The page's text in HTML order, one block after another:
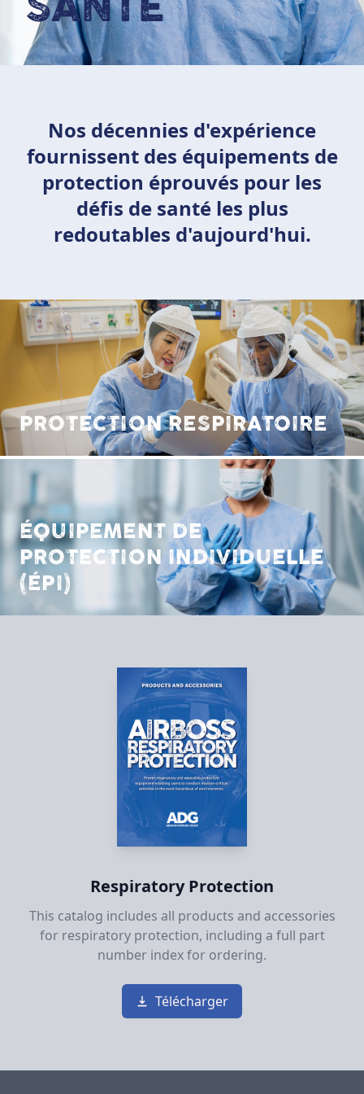
Nos décennies d'expérience
fournissent des équipements de
protection éprouvés pour les
défis de santé les plus
redoutables d'aujourd'hui.
PROTECTION RESPIRATOIRE
ÉQUIPEMENT DE
PROTECTION INDIVIDUELLE
(ÉPI)
Respiratory Protection
This catalog includes all products and accessories
for respiratory protection, including a full part
number index for ordering.
Télécharger